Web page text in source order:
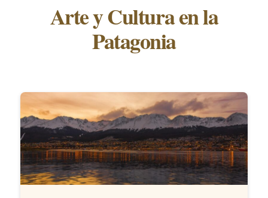
Arte y Cultura en la
Patagonia